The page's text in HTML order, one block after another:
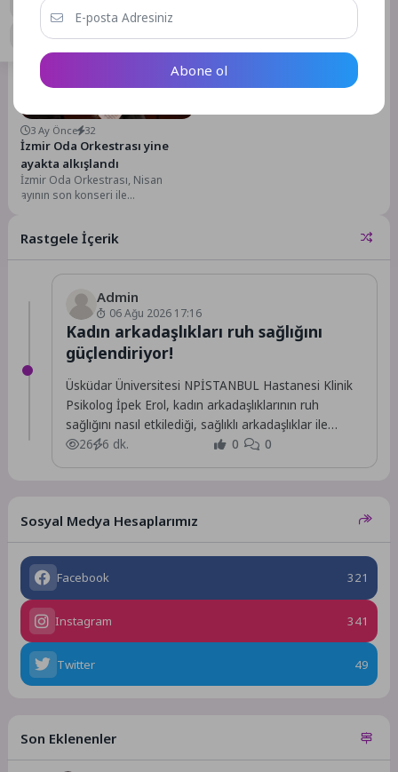
Hıdırellez coşkusunu Kültürpark’ta
yaşatacak. 5 Mayıs’ta yapılacak
renkli etkinlikler, baharın enerjisini
kente...
dönümü ile 20 Temmuz Barış ve
Ayvalık...
3 Ay Önce 32
İzmir Oda Orkestrası yine
ayakta alkışlandı
İzmir Oda Orkestrası, Nisan
ayının son konseri ile
Rastgele İçerik
Admin
06 Ağu 2026 17:16
Kadın arkadaşlıkları ruh sağlığını
güçlendiriyor!
Üsküdar Üniversitesi NPİSTANBUL Hastanesi Klinik
Psikolog İpek Erol, kadın arkadaşlıklarının ruh
sağlığını nasıl etkilediği, sağlıklı arkadaşlıklar ile
sağlıksız ilişkilerin ve...
26 6 dk. 0 0
Sosyal Medya Hesaplarımız
Facebook 321
Instagram 341
Twitter 49
Son Eklenenler
Abone ol